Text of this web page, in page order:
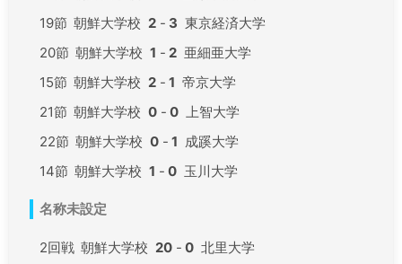
19節 朝鮮大学校 2 - 3 東京経済大学
20節 朝鮮大学校 1 - 2 亜細亜大学
15節 朝鮮大学校 2 - 1 帝京大学
21節 朝鮮大学校 0 - 0
上智大学
22節 朝鮮大学校 0 - 1 成蹊大学
14節 朝鮮大学校 1 - 0 玉川大学
名称未設定
2回戦 朝鮮大学校 20 - 0 北里大学